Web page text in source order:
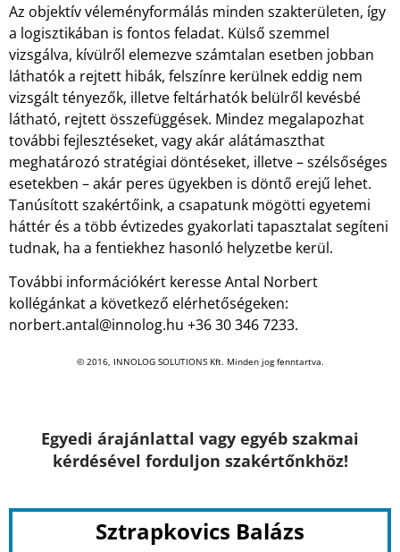
Az objektív véleményformálás minden szakterületen, így
a logisztikában is fontos feladat. Külső szemmel
vizsgálva, kívülről elemezve számtalan esetben jobban
láthatók a rejtett hibák, felszínre kerülnek eddig nem
vizsgált tényezők, illetve feltárhatók belülről kevésbé
látható, rejtett összefüggések. Mindez megalapozhat
további fejlesztéseket, vagy akár alátámaszthat
meghatározó stratégiai döntéseket, illetve – szélsőséges
esetekben – akár peres ügyekben is döntő erejű lehet.
Tanúsított szakértőink, a csapatunk mögötti egyetemi
háttér és a több évtizedes gyakorlati tapasztalat segíteni
tudnak, ha a fentiekhez hasonló helyzetbe kerül.
További információkért keresse Antal Norbert
kollégánkat a következő elérhetőségeken:
norbert.antal@innolog.hu +36 30 346 7233.
© 2016, INNOLOG SOLUTIONS Kft. Minden jog fenntartva.
Egyedi árajánlattal vagy egyéb szakmai
kérdésével forduljon szakértőnkhöz!
Sztrapkovics Balázs